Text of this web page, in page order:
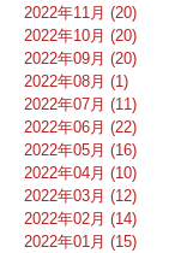
2022年11月 (20)
2022年10月 (20)
2022年09月 (20)
2022年08月 (1)
2022年07月 (11)
2022年06月 (22)
2022年05月 (16)
2022年04月 (10)
2022年03月 (12)
2022年02月 (14)
2022年01月 (15)